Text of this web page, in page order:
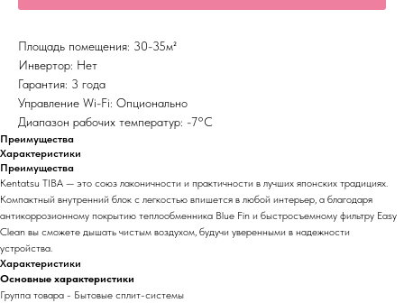
Площадь помещения: 30-35м²
Инвертор: Нет
Гарантия: 3 года
Управление Wi-Fi: Опционально
Диапазон рабочих температур: -7°С
Преимущества
Характеристики
Преимущества
Kentatsu TIBA — это союз лаконичности и практичности в лучших японских традициях.
Компактный внутренний блок с легкостью впишется в любой интерьер, а благодаря
антикоррозионному покрытию теплообменника Blue Fin и быстросъемному фильтру Easy
Clean вы сможете дышать чистым воздухом, будучи уверенными в надежности
устройства.
Характеристики
Основные характеристики
Группа товара - Бытовые сплит-системы